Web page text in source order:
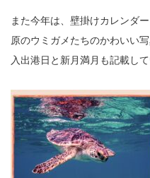
また今年は、壁掛けカレンダ
原のウミガメたちのかわいい
入出港日と新月満月も記載し